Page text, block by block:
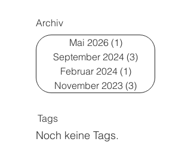
Archiv
Mai 2026 (1)1 Beitrag
September 2024 (3)
Februar 2024 (1)1 Beitrag
November 2023 (3) 3 Beiträge
Tags
Noch keine Tags.